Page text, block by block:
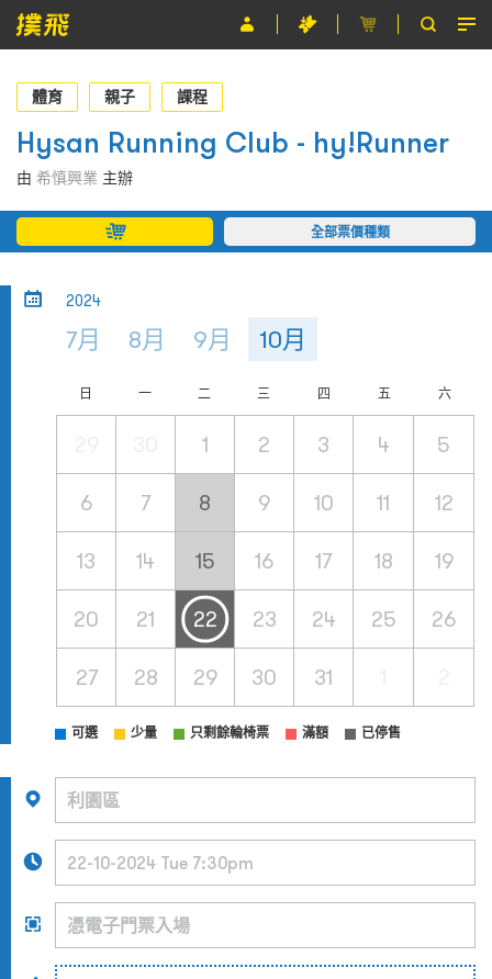
節目
主辦單位
關於撲飛
條款及細則
體育 親子 課程
Hysan Running Club - hy!Runner
由 希慎興業 主辦
全部票價種類
2024
7月 8月 9月 10月
日 一 二 三 四 五 六
1 2 3 4 5
6 7 8 9 10 11 12
13 14 15 16 17 18 19
20 21 22 23 24 25 26
27 28 29 30 31
可選 少量 只剩餘輪椅票 滿額 已停售